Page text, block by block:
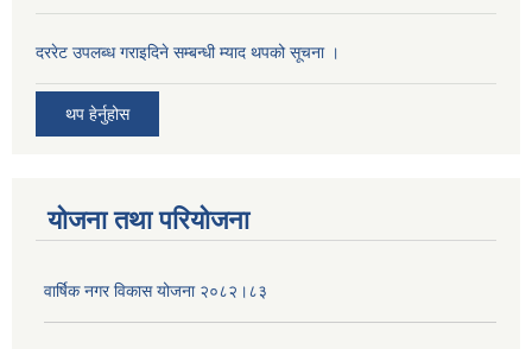
दररेट उपलब्ध गराइदिने सम्बन्धी म्याद थपको सूचना ।
थप हेर्नुहोस
योजना तथा परियोजना
वार्षिक नगर विकास योजना २०८२।८३